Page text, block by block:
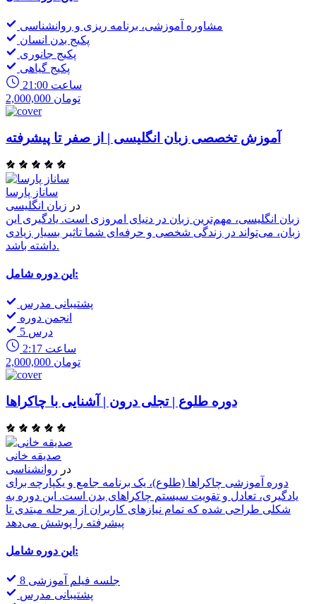
مشاوره آموزشی، برنامه ریزی و روانشناسی
پکیج بدن انسان
پکیج جانوری
پکیج گیاهی
21:00 ساعت
2,000,000 تومان
آموزش تخصصی زبان انگلیسی | از صفر تا پیشرفته
ساناز پارسا
در زبان انگلیسی
زبان انگلیسی، مهم‌ترین زبان در دنیای امروزی است. یادگیری این
زبان، می‌تواند در زندگی شخصی و حرفه‌ای شما تاثیر بسیار زیادی
داشته باشد.
این دوره شامل:
پشتیبانی مدرس
انجمن دوره
5 درس
2:17 ساعت
2,000,000 تومان
دوره طلوع | تجلی درون | آشنایی با چاکراها
صدیقه خانی
در روانشناسی
دوره آموزشی چاکراها (طلوع)، یک برنامه جامع و یکپارچه برای
یادگیری، تعادل و تقویت سیستم چاکراهای بدن است. این دوره به
شکلی طراحی شده که تمام نیازهای کاربران از مرحله مبتدی تا
پیشرفته را پوشش می‌دهد
این دوره شامل:
8 جلسه فیلم آموزشی
پشتیبانی مدرس